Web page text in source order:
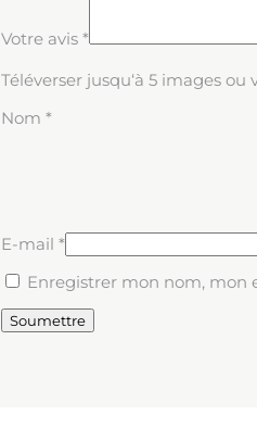
Votre avis *
Téléverser jusqu‘à 5 images ou
Nom *
E-mail *
Enregistrer mon nom, mon